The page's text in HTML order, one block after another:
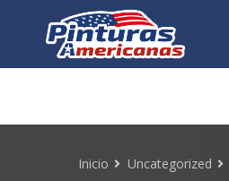
Inicio Uncategorized